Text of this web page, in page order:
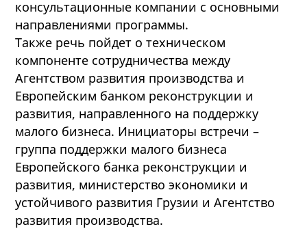
консультационные компании с основными
направлениями программы.
Также речь пойдет о техническом
компоненте сотрудничества между
Агентством развития производства и
Европейским банком реконструкции и
развития, направленного на поддержку
малого бизнеса. Инициаторы встречи –
группа поддержки малого бизнеса
Европейского банка реконструкции и
развития, министерство экономики и
устойчивого развития Грузии и Агентство
развития производства.